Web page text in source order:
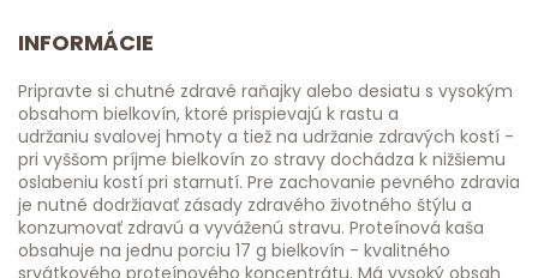
INFORMÁCIE
Pripravte si chutné zdravé raňajky alebo desiatu s vysokým
obsahom bielkovín, ktoré prispievajú k rastu a
udržaniu svalovej hmoty a tiež na udržanie zdravých kostí -
pri vyššom príjme bielkovín zo stravy dochádza k nižšiemu
oslabeniu kostí pri starnutí. Pre zachovanie pevného zdravia
je nutné dodržiavať zásady zdravého životného štýlu a
konzumovať zdravú a vyváženú stravu. Proteínová kaša
obsahuje na jednu porciu 17 g bielkovín - kvalitného
srvátkového proteínového koncentrátu. Má vysoký obsah